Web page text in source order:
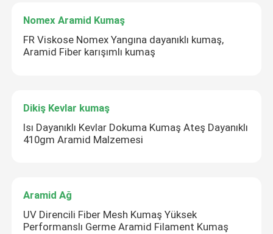
Nomex Aramid Kumaş
FR Viskose Nomex Yangına dayanıklı kumaş,
Aramid Fiber karışımlı kumaş
Dikiş Kevlar kumaş
Isı Dayanıklı Kevlar Dokuma Kumaş Ateş Dayanıklı
410gm Aramid Malzemesi
Aramid Ağ
UV Direncili Fiber Mesh Kumaş Yüksek
Performanslı Germe Aramid Filament Kumaş